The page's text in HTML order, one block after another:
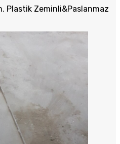
Plastik Zeminli&Paslanmaz